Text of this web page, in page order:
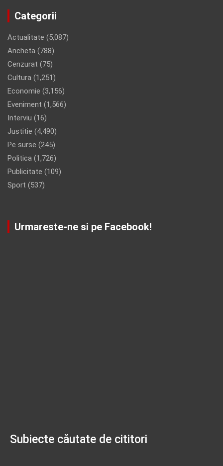
Categorii
Actualitate (5,087)
Ancheta (788)
Cenzurat (75)
Cultura (1,251)
Economie (3,156)
Eveniment (1,566)
Interviu (16)
Justitie (4,490)
Pe surse (245)
Politica (1,726)
Publicitate (109)
Sport (537)
Urmareste-ne si pe Facebook!
Subiecte căutate de cititori